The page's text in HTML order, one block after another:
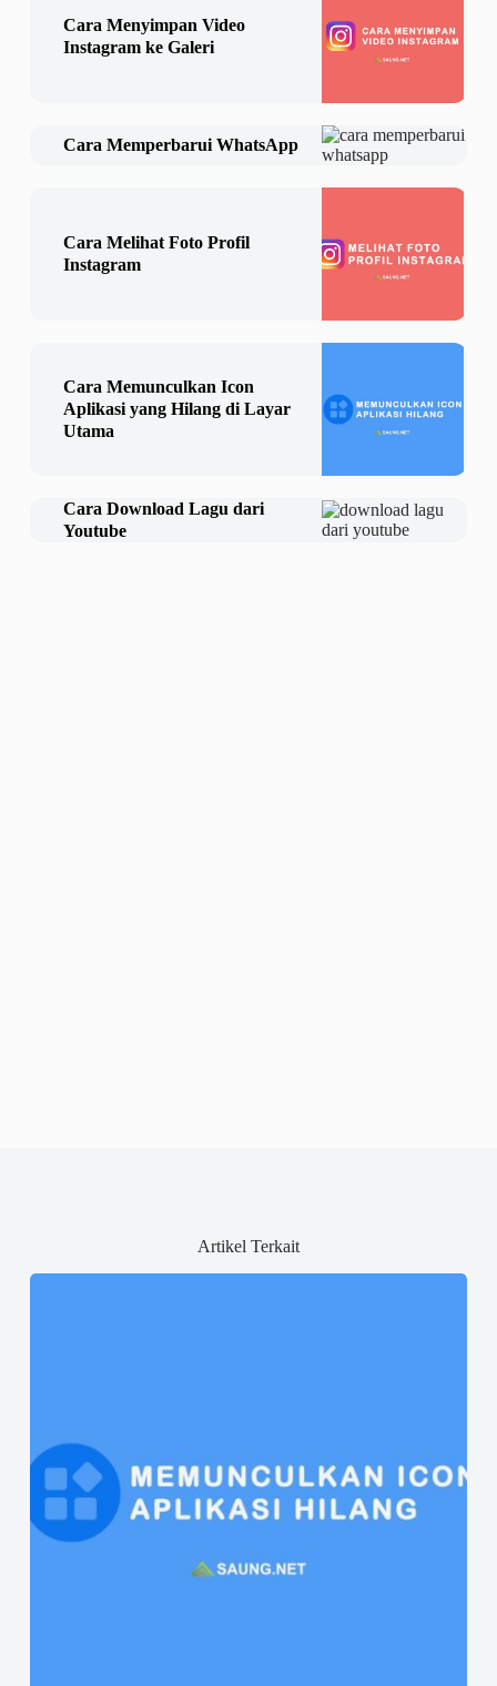
Cara Menyimpan Video
Instagram ke Galeri
Cara Memperbarui WhatsApp
Cara Melihat Foto Profil
Instagram
Cara Memunculkan Icon
Aplikasi yang Hilang di Layar
Utama
Cara Download Lagu dari
Youtube
Artikel Terkait